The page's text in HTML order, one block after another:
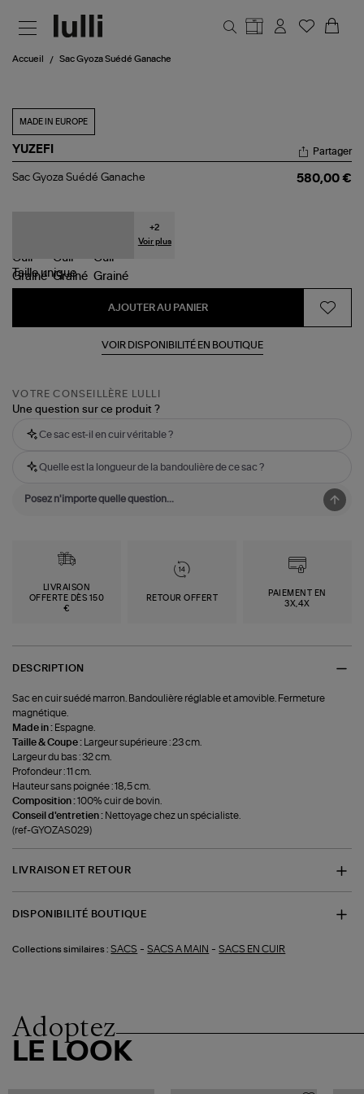
Accueil Sac Gyoza Suédé Ganache
MADE IN EUROPE
YUZEFI
Sac
Partager
Sac Gyoza Suédé Ganache 580,00 €
+2
Voir plus
Tailleunique
AJOUTER AU PANIER
VOIR DISPONIBILITÉ EN BOUTIQUE
VOTRE CONSEILLÈRE LULLI
Une question sur ce produit ?
Ce sac est-il en cuir véritable ?
Quelle est la longueur de la bandoulière de ce sac ?
LIVRAISON
OFFERTE DÈS 150
€
RETOUR OFFERT
PAIEMENT EN
3X,4X
DESCRIPTION
Sac en cuir suédé marron. Bandoulière réglable et amovible. Fermeture
magnétique.
Made in : Espagne.
Taille & Coupe :
Largeur supérieure : 23 cm.
Largeur du bas : 32 cm.
Profondeur : 11 cm.
Hauteur sans poignée : 18,5 cm.
Composition :100% cuir de bovin.
Conseil d'entretien : Nettoyage chez un spécialiste.
(ref-GYOZAS029)
LIVRAISON ET RETOUR
DISPONIBILITÉ BOUTIQUE
Collections similaires : SACS -SACS A MAIN -SACS EN CUIR
Adoptez
LE LOOK